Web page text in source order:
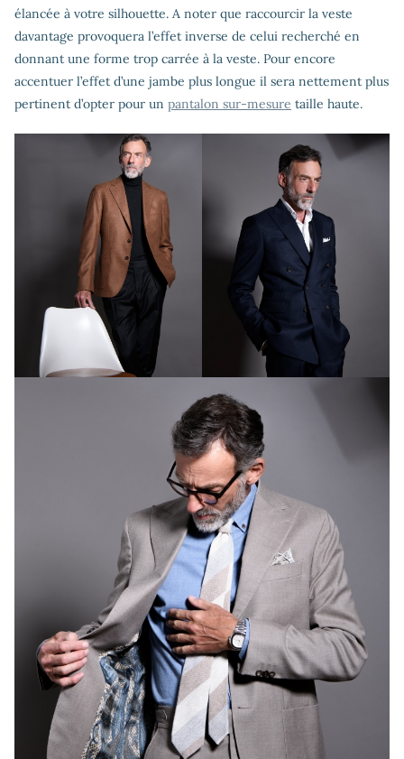
élancée à votre silhouette. A noter que raccourcir la veste
davantage provoquera l’effet inverse de celui recherché en
donnant une forme trop carrée à la veste. Pour encore
accentuer l’effet d’une jambe plus longue il sera nettement plus
pertinent d’opter pour un pantalon sur-mesure taille haute.